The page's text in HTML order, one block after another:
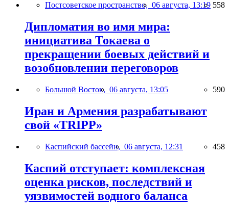
Постсоветское пространство, 06 августа, 13:19 558
Дипломатия во имя мира:
инициатива Токаева о
прекращении боевых действий и
возобновлении переговоров
Большой Восток, 06 августа, 13:05 590
Иран и Армения разрабатывают
свой «TRIPP»
Каспийский бассейн, 06 августа, 12:31 458
Каспий отступает: комплексная
оценка рисков, последствий и
уязвимостей водного баланса